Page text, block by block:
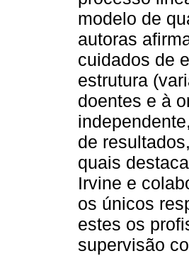
modelo de
autoras
cuidados de
estrutura
doentes e à
de
quais
Irvine e
os únicos
estes os
supervisão